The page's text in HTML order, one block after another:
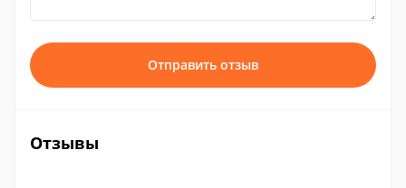
Отправить отзыв
Отзывы